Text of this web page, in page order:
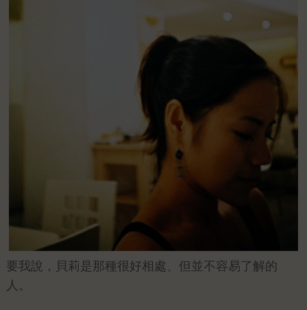
要我說，貝莉是那種很好相處、但並不容易了解的
人。